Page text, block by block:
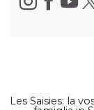
Les Saisies: la